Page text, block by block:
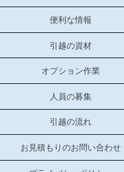
便利な情報
引越の資材
オプション作業
人員の募集
引越の流れ
お見積もりのお問い合わせ